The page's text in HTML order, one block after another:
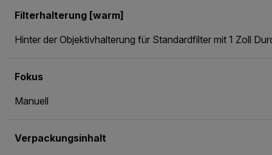
Filterhalterung [warm]
Hinter der Objektivhalterung für Standardfilter mit 1 Zoll
Fokus
Manuell
Verpackungsinhalt